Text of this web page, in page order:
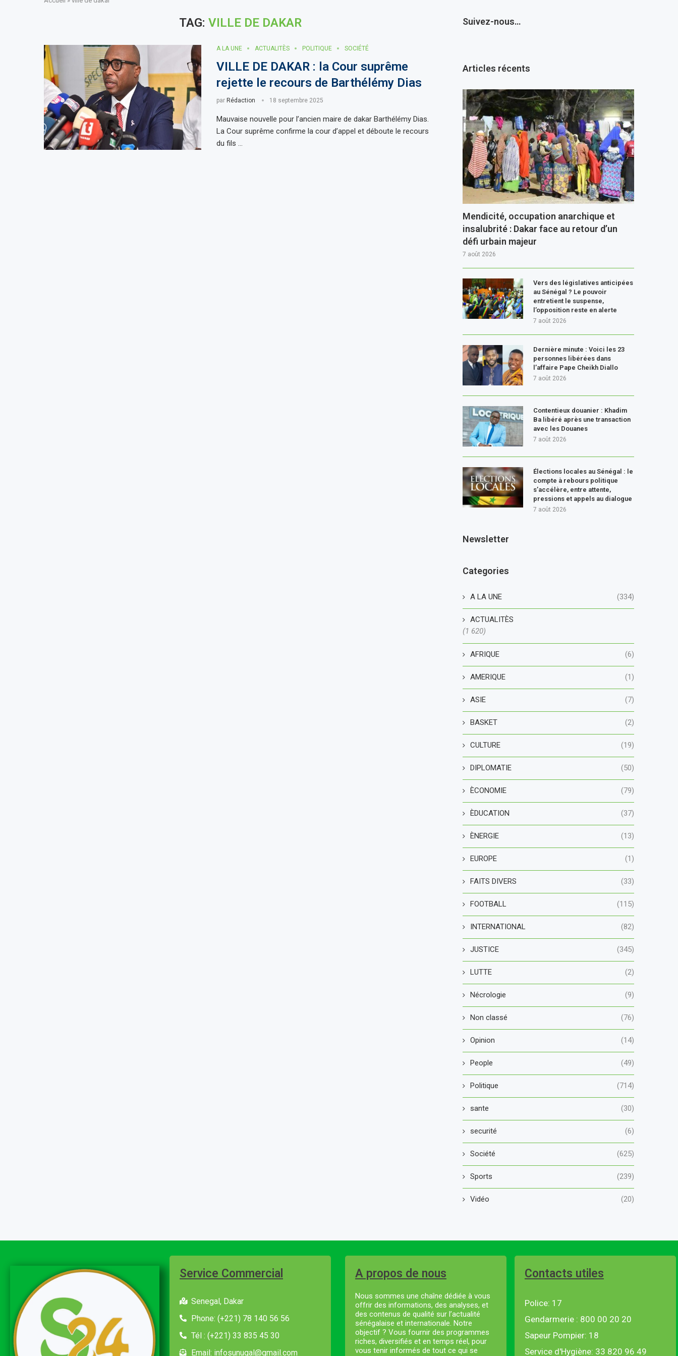
TAG:VILLE DE DAKAR
A LA UNE ACTUALITÈS POLITIQUE SOCIÉTÉ
VILLE DE DAKAR : la Cour suprême
rejette le recours de Barthélémy Dias
par Rédaction 18 septembre 2025
Mauvaise nouvelle pour l’ancien maire de dakar Barthélémy Dias.
La Cour suprême confirme la cour d’appel et déboute le recours
du fils …
Suivez-nous…
Articles récents
Mendicité, occupation anarchique et
insalubrité : Dakar face au retour d’un
défi urbain majeur
7 août 2026
Vers des législatives anticipées
au Sénégal ? Le pouvoir
entretient le suspense,
l’opposition reste en alerte
7 août 2026
Dernière minute : Voici les 23
personnes libérées dans
l’affaire Pape Cheikh Diallo
7 août 2026
Contentieux douanier : Khadim
Ba libéré après une transaction
avec les Douanes
7 août 2026
Élections locales au Sénégal : le
compte à rebours politique
s’accélère, entre attente,
pressions et appels au dialogue
7 août 2026
Newsletter
Categories
A LA UNE (334)
ACTUALITÈS
(1 620)
AFRIQUE (6)
AMERIQUE (1)
ASIE (7)
BASKET (2)
CULTURE (19)
DIPLOMATIE (50)
ÈCONOMIE (79)
ÈDUCATION (37)
ÈNERGIE (13)
EUROPE (1)
FAITS DIVERS (33)
FOOTBALL (115)
INTERNATIONAL (82)
JUSTICE (345)
LUTTE (2)
Nécrologie (9)
Non classé (76)
Opinion (14)
People (49)
Politique (714)
sante (30)
securité (6)
Société (625)
Sports (239)
Vidéo (20)
Service Commercial
Senegal, Dakar
Phone: (+221) 78 140 56 56
Tél : (+221) 33 835 45 30
Email: infosunugal@gmail.com
A propos de nous
Nous sommes une chaîne dédiée à vous
offrir des informations, des analyses, et
des contenus de qualité sur l’actualité
sénégalaise et internationale. Notre
objectif ? Vous fournir des programmes
riches, diversifiés et en temps réel, pour
vous tenir informés de tout ce qui se
Contacts utiles
Police: 17
Gendarmerie : 800 00 20 20
Sapeur Pompier: 18
Service d'Hygiène: 33 820 96 49